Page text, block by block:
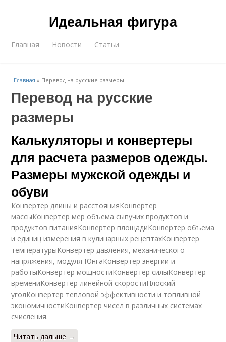
Идеальная фигура
Главная Новости Статьи
Главная » Перевод на русские размеры
Перевод на русские
размеры
Калькуляторы и конвертеры
для расчета размеров одежды.
Размеры мужской одежды и
обуви
Конвертер длины и расстоянияКонвертер
массыКонвертер мер объема сыпучих продуктов и
продуктов питанияКонвертер площадиКонвертер объема
и единиц измерения в кулинарных рецептахКонвертер
температурыКонвертер давления, механического
напряжения, модуля ЮнгаКонвертер энергии и
работыКонвертер мощностиКонвертер силыКонвертер
времениКонвертер линейной скоростиПлоский
уголКонвертер тепловой эффективности и топливной
экономичностиКонвертер чисел в различных системах
счисления.
Читать дальше →